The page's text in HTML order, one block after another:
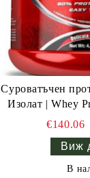
Суроватъчен
Изолат | Whey
€140.06
Виж
В